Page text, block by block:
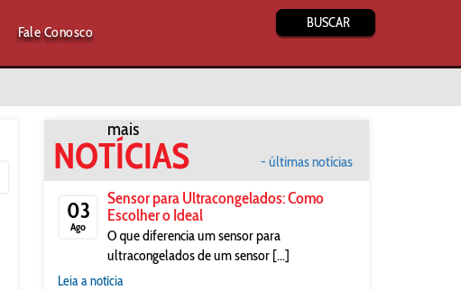
BUSCAR
Fale Conosco
mais
NOTÍCIAS - últimas notícias
03
Ago
Sensor para Ultracongelados: Como
Escolher o Ideal
O que diferencia um sensor para
ultracongelados de um sensor [...]
Leia a notícia